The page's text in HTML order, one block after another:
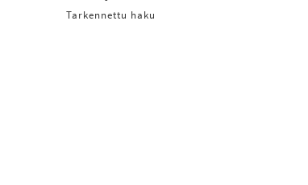
Tarkennettu haku